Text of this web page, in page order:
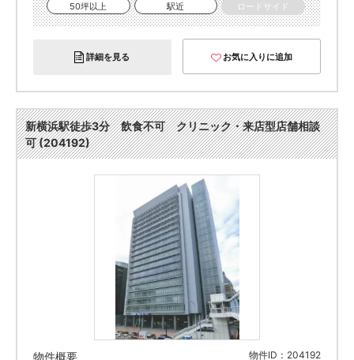
50坪以上
駅近 ロードサイド
詳細を見る お気に入りに追加
新横浜駅徒歩3分 飲食不可 クリニック・来店型店舗相談
可 (204192)
物件概要 物件ID：204192